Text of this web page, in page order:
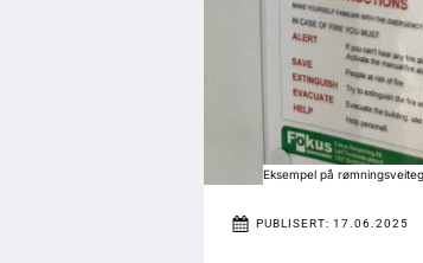
Eksempel på
PUBLISERT: 17.06.2025